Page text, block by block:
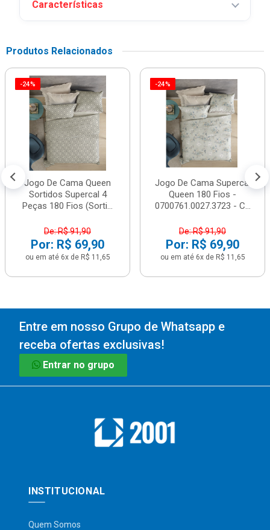
Características
Produtos Relacionados
-24%
Jogo De Cama Queen
Sortidos Supercal 4
Peças 180 Fios (Sorti...
De: R$ 91,90
Por: R$ 69,90
ou em até 6x de R$ 11,65
-24%
Jogo De Cama Supercal
Queen 180 Fios -
0700761.0027.3723 - C...
De: R$ 91,90
Por: R$ 69,90
ou em até 6x de R$ 11,65
Entre em nosso Grupo de Whatsapp e
receba ofertas exclusivas!
Entrar no grupo
INSTITUCIONAL
Quem Somos